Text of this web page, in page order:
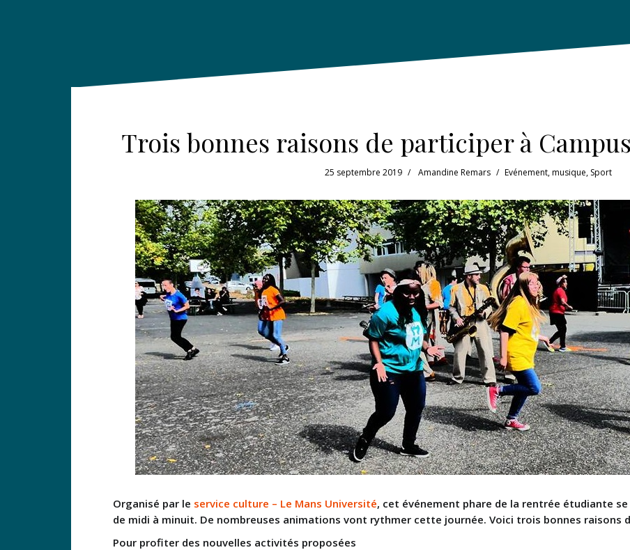
Trois bonnes raisons de participer à
25 septembre 2019 Amandine Remars Evénement,musique, Sport
Organisé par le service culture – Le Mans Université, cet événement phare de la rentrée étudiante
de midi à minuit. De nombreuses animations vont rythmer cette journée. Voici trois bonnes
Pour profiter des nouvelles activités proposées